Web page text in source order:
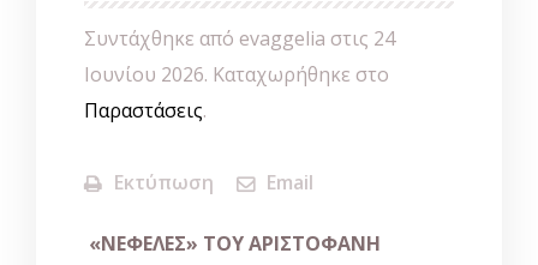
Συντάχθηκε από evaggelia στις 24
Ιουνίου 2026. Καταχωρήθηκε στο
Παραστάσεις.
Εκτύπωση Email
«ΝΕΦΕΛΕΣ» ΤΟΥ ΑΡΙΣΤΟΦΑΝΗ